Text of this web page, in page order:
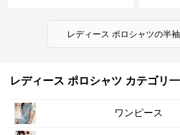
レディース ポロシャツの半袖
レディース ポロシャツ カテゴリ
ワンピース